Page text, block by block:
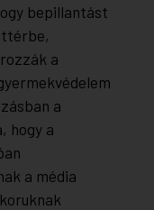
bepillantást
a
a
hogy a
a média